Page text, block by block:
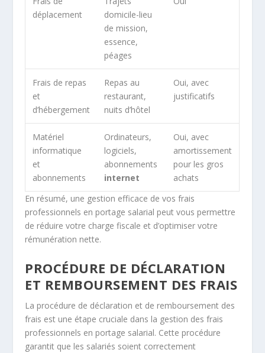
déplacement
domicile-lieu
de mission,
essence,
péages
Frais de repas
et
d’hébergement
Repas au
restaurant,
nuits d’hôtel
Oui, avec
justificatifs
Matériel
informatique
et
abonnements
Ordinateurs,
logiciels,
abonnements
internet
Oui, avec
amortissement
pour les gros
achats
En résumé, une gestion efficace de vos frais
professionnels en portage salarial peut vous permettre
de réduire votre charge fiscale et d’optimiser votre
rémunération nette.
PROCÉDURE DE DÉCLARATION
ET REMBOURSEMENT DES FRAIS
La procédure de déclaration et de remboursement des
frais est une étape cruciale dans la gestion des frais
professionnels en portage salarial. Cette procédure
garantit que les salariés soient correctement